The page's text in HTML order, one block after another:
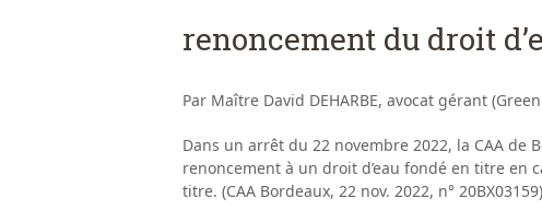
renoncement du droit
Par Maître David DEHARBE, avocat gérant
Dans un arrêt du 22 novembre 2022, la CAA de
renoncement à un droit d’eau fondé en titre en
titre. (CAA Bordeaux, 22 nov. 2022, n°